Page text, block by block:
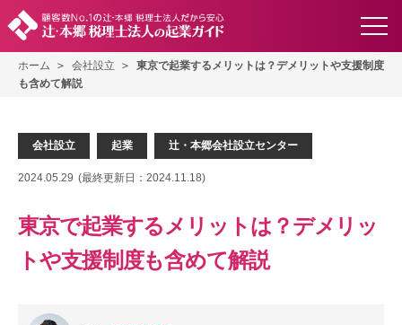
ホーム 会社設立
東京で起業するメリットは？デメリットや支援制度
も含めて解説
会社設立 起業 辻・本郷会社設立センター
2024.05.29 (最終更新日： 2024.11.18)
東京で起業するメリットは？デメリッ
トや支援制度も含めて解説